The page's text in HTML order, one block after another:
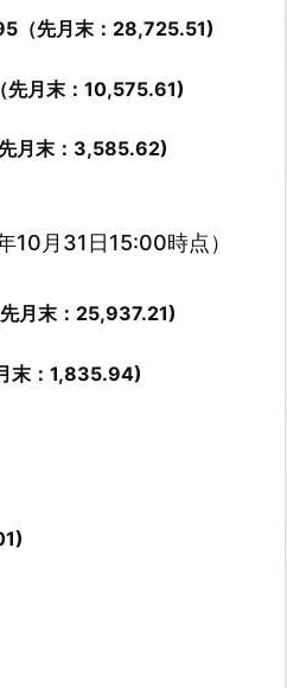
（先月末：28,725.51)
月末：10,575.61)
月末：3,585.62)
月31日15:00時点）
月末：25,937.21)
末：1,835.94)